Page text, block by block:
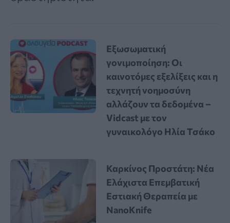
Εξωσωματική
γονιμοποίηση: Οι
καινοτόμες εξελίξεις και η
τεχνητή νοημοσύνη
αλλάζουν τα δεδομένα –
Vidcast με τον
γυναικολόγο Ηλία Τσάκο
Καρκίνος Προστάτη: Νέα
Ελάχιστα Επεμβατική
Εστιακή Θεραπεία με
NanoKnife